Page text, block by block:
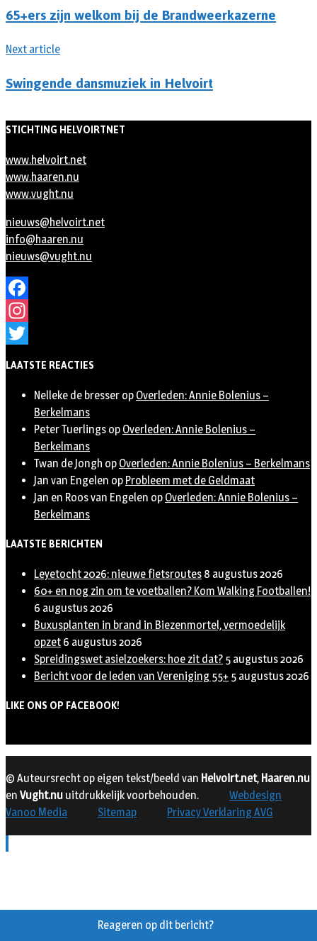
65+ers zijn welkom bij de Brandweerkazerne
Next article
Swingende dansmuziek in Helvoirt
STICHTING HELVOIRTNET
www.helvoirt.net
www.haaren.nu
www.vught.nu
nieuws@helvoirt.net
info@haaren.nu
nieuws@vught.nu
Facebook
Instagram
LAATSTE REACTIES
Nelleke de bresser op Overleden: Annie Bolenius –
Berkelmans
Peter Tuerlings op Overleden: Annie Bolenius –
Berkelmans
Twan de Jongh op Overleden: Annie Bolenius – Berkelmans
Jan van Engelen op Probleem met de Geldmaat
Jan en Roos van Engelen op Overleden: Annie Bolenius –
Berkelmans
LAATSTE BERICHTEN
Leyetocht 2026: nieuwe fietsroutes 8 augustus 2026
60+ en nog zin om te voetballen? Kom Walking Footballen!
6 augustus 2026
Buxusplanten in brand in Biezenmortel, vermoedelijk
opzet 6 augustus 2026
Spreidingswet asielzoekers: hoe zit dat? 5 augustus 2026
Bericht voor de leden van Vereniging 55+ 5 augustus 2026
LIKE ONS OP FACEBOOK!
Reageren op dit bericht?
© Auteursrecht op eigen tekst/beeld van Helvoirt.net, Haaren.nu
en Vught.nu uitdrukkelijk voorbehouden.
Webdesign
Vanoo Media
Sitemap Privacy Verklaring AVG